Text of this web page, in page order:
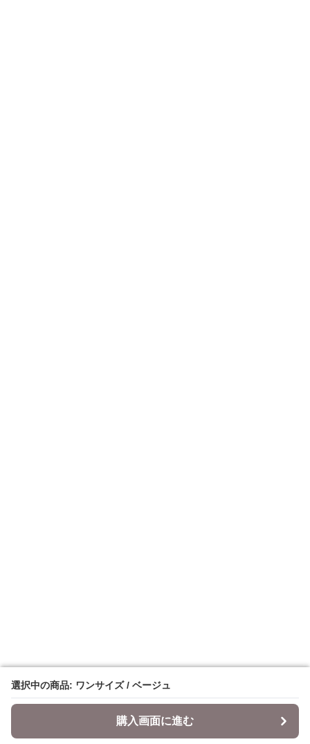
選択中の商品: ワンサイズ / ベージュ
購入画面に進む
選択中の商品: ワンサイズ / ベージュ
購入画面に進む